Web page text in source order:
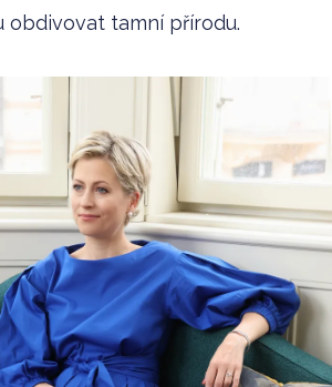
obdivovat tamní přírodu.